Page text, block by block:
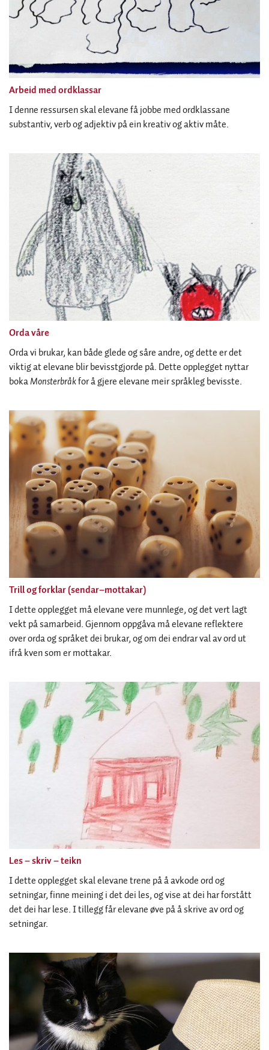
Arbeid med ordklassar
I denne ressursen skal elevane få jobbe med ordklassane
substantiv, verb og adjektiv på ein kreativ og aktiv måte.
Orda våre
Orda vi brukar, kan både glede og såre andre, og dette er det
viktig at elevane blir bevisstgjorde på. Dette opplegget nyttar
bokaMonsterbråkfor å gjere elevane meir språkleg bevisste.
Trill og forklar (sendar–mottakar)
I dette opplegget må elevane vere munnlege, og det vert lagt
vekt på samarbeid. Gjennom oppgåva må elevane reflektere
over orda og språket dei brukar, og om dei endrar val av ord ut
ifrå kven som er mottakar.
Les – skriv – teikn
I dette opplegget skal elevane trene på å avkode ord og
setningar, finne meining i det dei les, og vise at dei har forstått
det dei har lese. I tillegg får elevane øve på å skrive av ord og
setningar.